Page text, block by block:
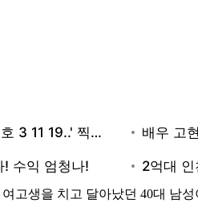
고생을 치고 달아났던 40대 남